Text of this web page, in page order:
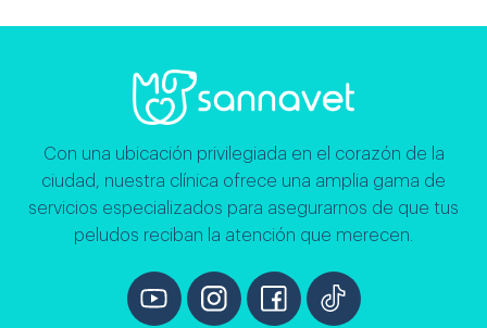
Con una ubicación privilegiada en el corazón de la
ciudad, nuestra clínica ofrece una amplia gama de
servicios especializados para asegurarnos de que tus
peludos reciban la atención que merecen.